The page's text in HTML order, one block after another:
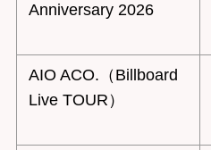
Anniversary 2026
AIO ACO.（Billboard
Live TOUR）